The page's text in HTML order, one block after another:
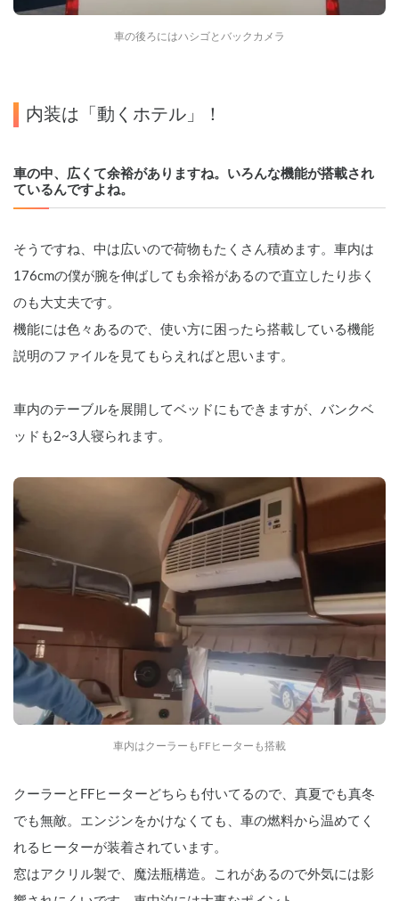
車の後ろにはハシゴとバックカメラ
内装は「動くホテル」！
車の中、広くて余裕がありますね。いろんな機能が搭載され
ているんですよね。
そうですね、中は広いので荷物もたくさん積めます。車内は
176cmの僕が腕を伸ばしても余裕があるので直立したり歩く
のも大丈夫です。
機能には色々あるので、使い方に困ったら搭載している機能
説明のファイルを見てもらえればと思います。
車内のテーブルを展開してベッドにもできますが、バンクベ
ッドも2~3人寝られます。
車内はクーラーもFFヒーターも搭載
クーラーとFFヒーターどちらも付いてるので、真夏でも真冬
でも無敵。エンジンをかけなくても、車の燃料から温めてく
れるヒーターが装着されています。
窓はアクリル製で、魔法瓶構造。これがあるので外気には影